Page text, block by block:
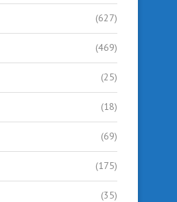
(627)
(469)
(25)
(18)
(69)
(175)
(35)